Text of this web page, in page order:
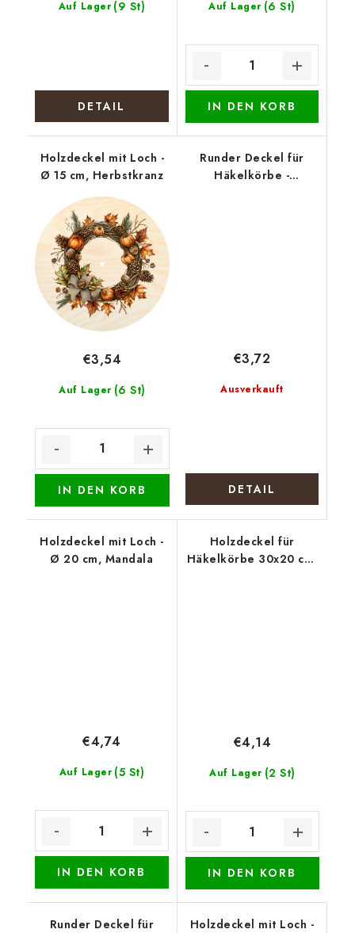
Auf Lager (9 St)
DETAIL
Auf Lager (6 St)
IN DEN KORB
Holzdeckel mit Loch -
Ø 15 cm, Herbstkranz
Auf Lager (6 St)
€3,54
IN DEN KORB
Runder Deckel für
Häkelkörbe -
Ausverkauft
€3,72
DETAIL
Holzdeckel mit Loch -
Ø 20 cm, Mandala
Auf Lager (5 St)
€4,74
IN DEN KORB
Holzdeckel für
Häkelkörbe 30x20 cm,
Auf Lager (2 St)
€4,14
IN DEN KORB
Runder Deckel für
Holzdeckel mit Loch -